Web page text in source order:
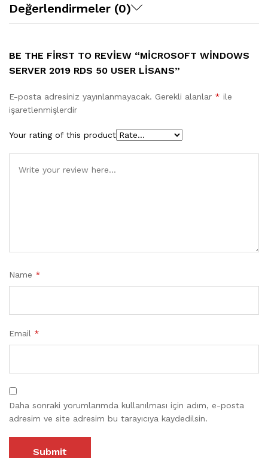
Değerlendirmeler (0)
BE THE FIRST TO REVIEW “MICROSOFT WINDOWS
SERVER 2019 RDS 50 USER LISANS”
E-posta adresiniz yayınlanmayacak. Gerekli alanlar * ile
işaretlenmişlerdir
Your rating of this product
Name *
Email *
Daha sonraki yorumlarımda kullanılması için adım, e-posta
adresim ve site adresim bu tarayıcıya kaydedilsin.